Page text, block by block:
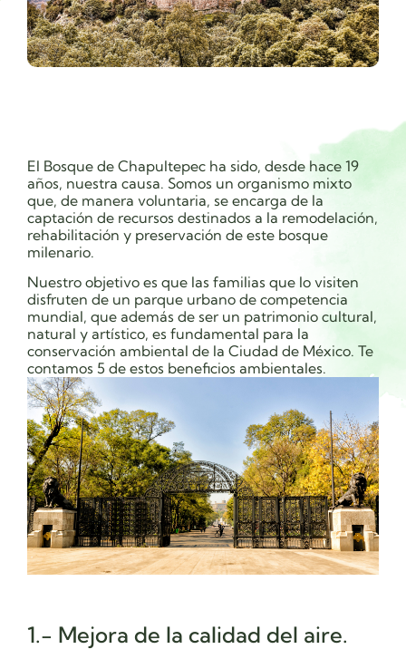
El Bosque de Chapultepec ha sido, desde hace 19
años, nuestra causa. Somos un organismo mixto
que, de manera voluntaria, se encarga de la
captación de recursos destinados a la remodelación,
rehabilitación y preservación de este bosque
milenario.
Nuestro objetivo es que las familias que lo visiten
disfruten de un parque urbano de competencia
mundial, que además de ser un patrimonio cultural,
natural y artístico, es fundamental para la
conservación ambiental de la Ciudad de México. Te
contamos 5 de estos beneficios ambientales.
1.- Mejora de la calidad del aire.